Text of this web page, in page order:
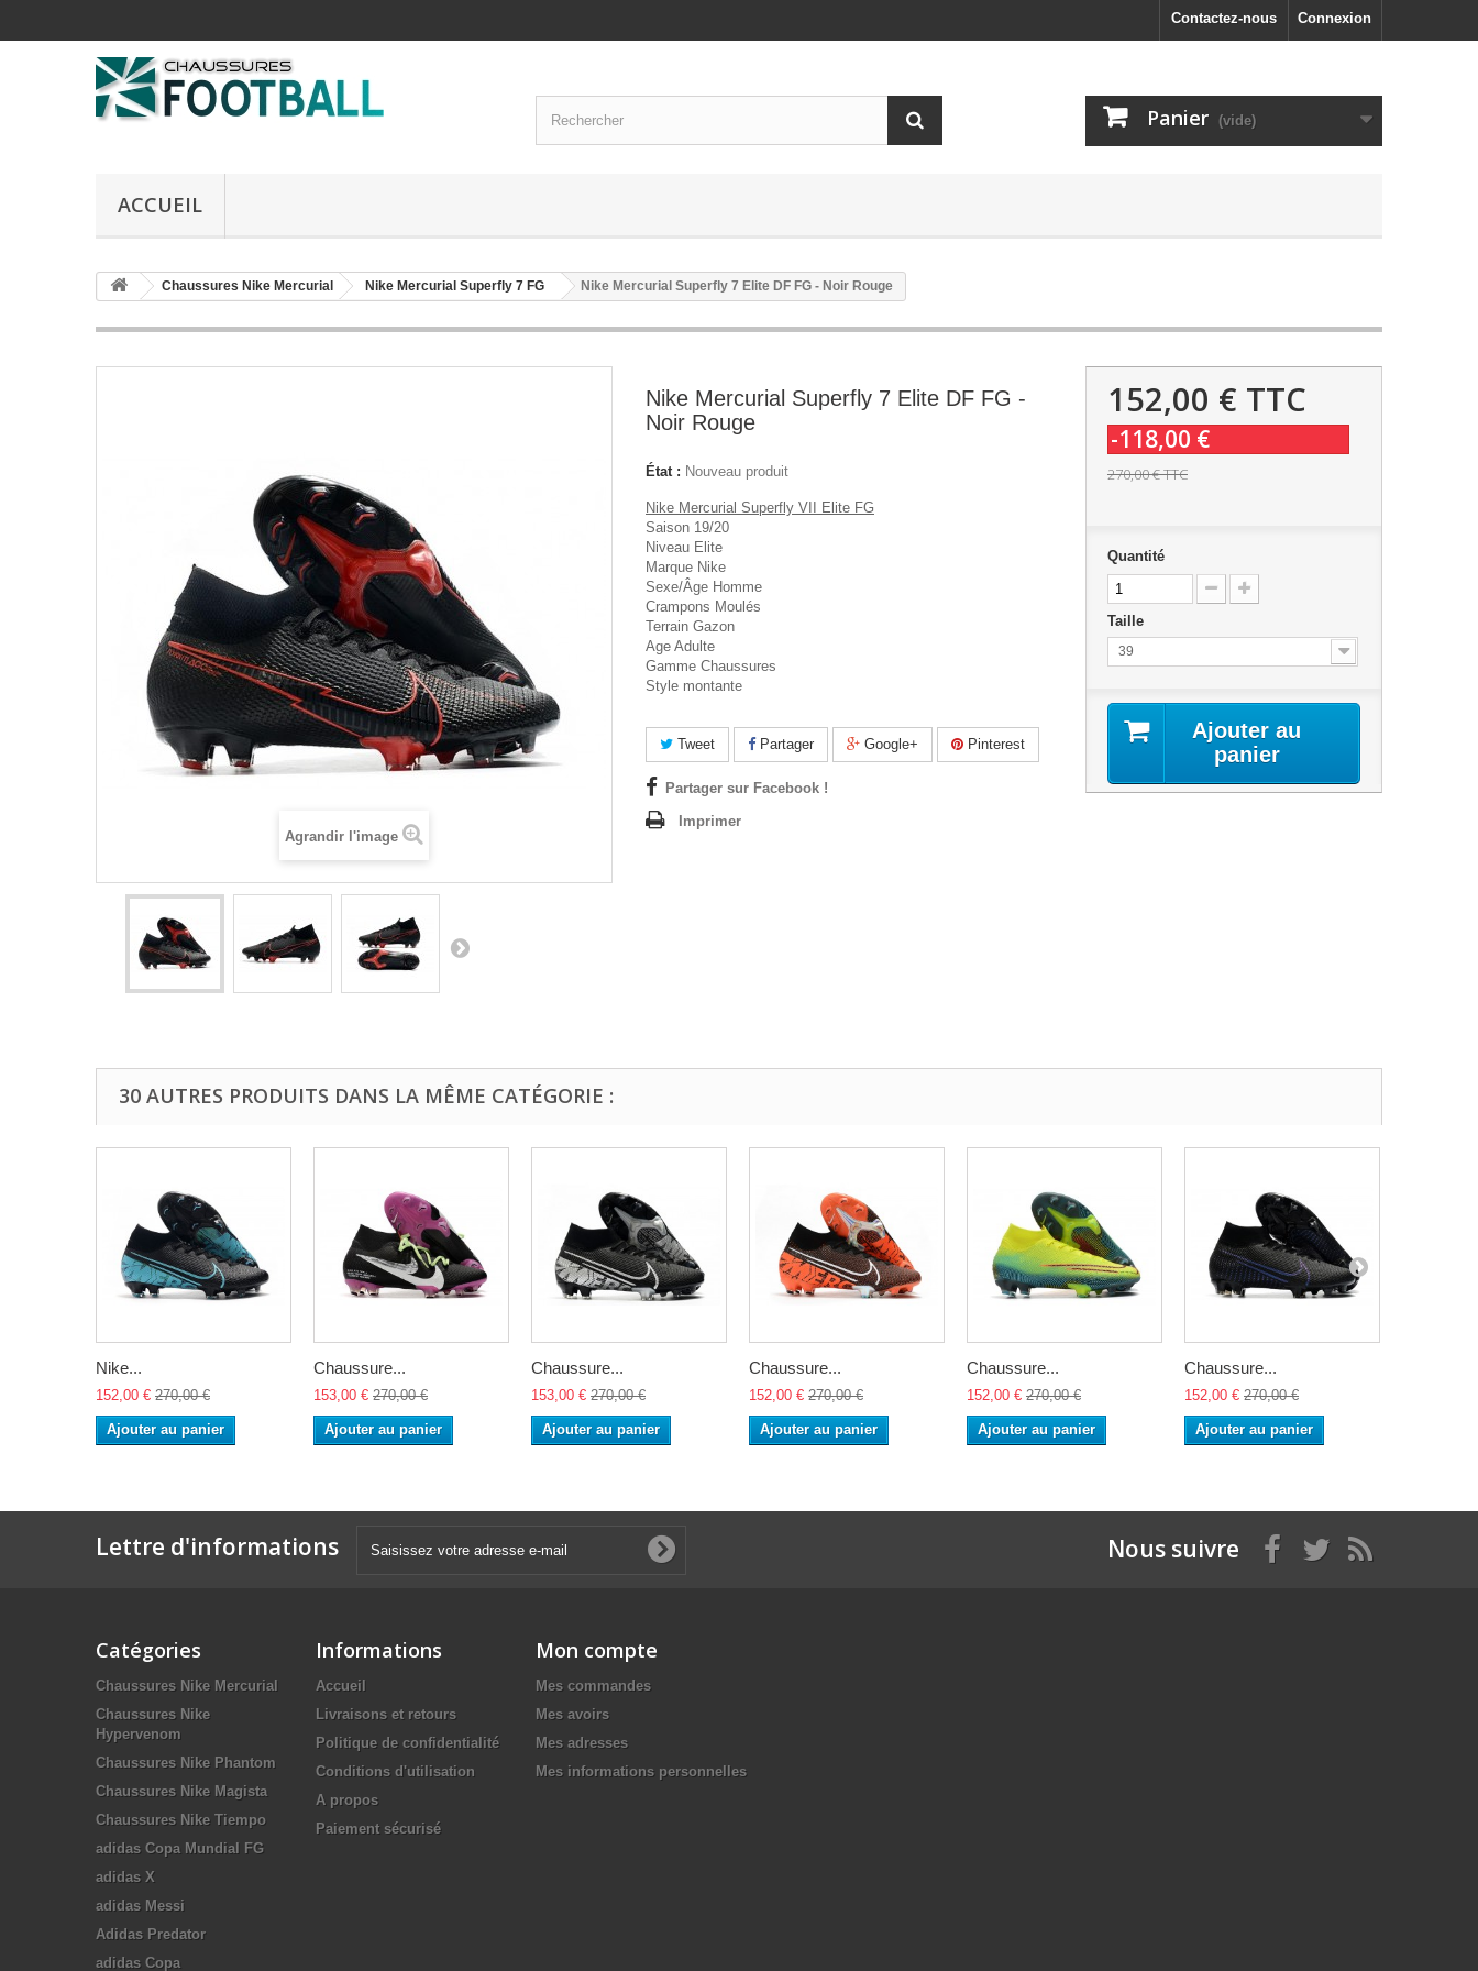
Connexion
Contactez-nous
Panier (vide)
ACCUEIL
Chaussures Nike Mercurial Nike Mercurial Superfly 7 FG Nike Mercurial Superfly 7 Elite DF FG - Noir Rouge
Agrandir l'image
Nike Mercurial Superfly 7 Elite DF FG -
Noir Rouge
État : Nouveau produit
Nike Mercurial Superfly VII Elite FG
Saison 19/20
Niveau Elite
Marque Nike
Sexe/Âge Homme
Crampons Moulés
Terrain Gazon
Age Adulte
Gamme Chaussures
Style montante
Tweet Partager Google+ Pinterest
Partager sur Facebook !
Imprimer
152,00 € TTC
-118,00 €
270,00 €TTC
Quantité
Taille
39
Ajouter au
panier
30 AUTRES PRODUITS DANS LA MÊME CATÉGORIE :
Nike...
152,00 € 270,00 €
Ajouter au panier
Chaussure...
153,00 € 270,00 €
Ajouter au panier
Chaussure...
153,00 € 270,00 €
Ajouter au panier
Chaussure...
152,00 € 270,00 €
Ajouter au panier
Chaussure...
152,00 € 270,00 €
Ajouter au panier
Chaussure...
152,00 € 270,00 €
Ajouter au panier
Lettre d'informations Nous suivre
Catégories
Chaussures Nike Mercurial
Chaussures Nike
Hypervenom
Chaussures Nike Phantom
Chaussures Nike Magista
Chaussures Nike Tiempo
adidas Copa Mundial FG
adidas X
adidas Messi
Adidas Predator
adidas Copa
Informations
Accueil
Livraisons et retours
Politique de confidentialité
Conditions d'utilisation
A propos
Paiement sécurisé
Mon compte
Mes commandes
Mes avoirs
Mes adresses
Mes informations personnelles